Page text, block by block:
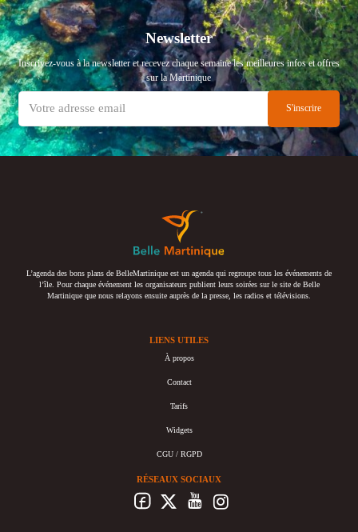
Newsletter
Inscrivez-vous à la newsletter et recevez chaque semaine les meilleures infos et offres
sur la Martinique
L’agenda des bons plans de BelleMartinique est un agenda qui regroupe tous les événements de
l’île. Pour chaque événement les organisateurs publient leurs soirées sur le site de Belle
Martinique que nous relayons ensuite auprès de la presse, les radios et télévisions.
LIENS UTILES
À propos
Contact
Tarifs
Widgets
CGU / RGPD
RÉSEAUX SOCIAUX